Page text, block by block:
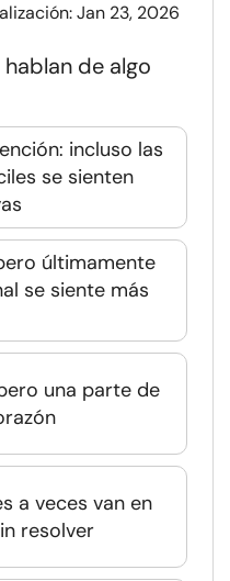
Jan 23, 2026
de algo
incluso las
se sienten
últimamente
se siente más
una parte de
a veces van en
resolver